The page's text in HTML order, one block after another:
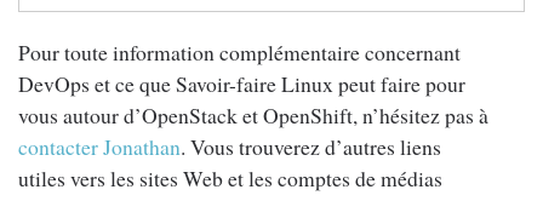
Pour toute information complémentaire concernant
DevOps et ce que Savoir-faire Linux peut faire pour
vous autour d’OpenStack et OpenShift, n’hésitez pas à
contacter Jonathan. Vous trouverez d’autres liens
utiles vers les sites Web et les comptes de médias